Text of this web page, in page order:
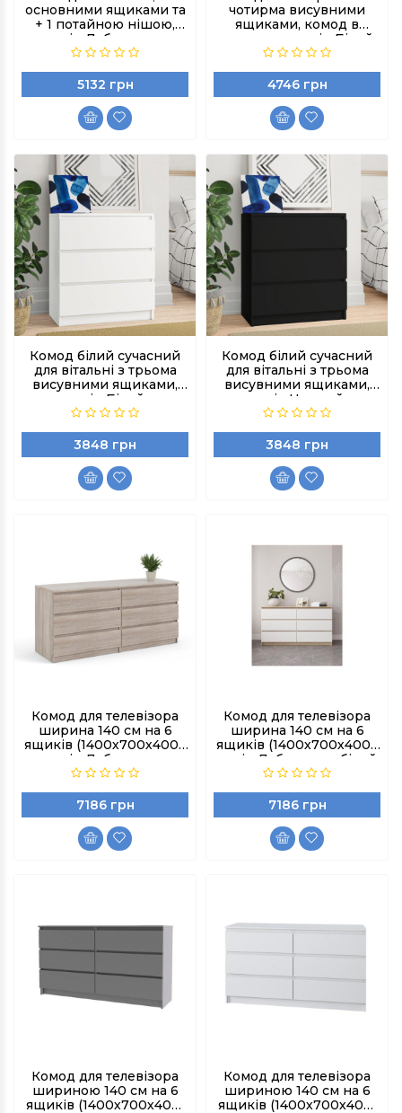
основними ящиками та
+ 1 потайною нішою,
колір Дуб сонома
5132 грн
чотирма висувними
ящиками, комод в
приходжу колір Білий
4746 грн
Комод білий сучасний
для вітальні з трьома
висувними ящиками,
колір Білий
3848 грн
Комод білий сучасний
для вітальні з трьома
висувними ящиками,
колір Чорний
3848 грн
Комод для телевізора
ширина 140 см на 6
ящиків (1400х700х400)/
колір Дуб сонома
7186 грн
Комод для телевізора
ширина 140 см на 6
ящиків (1400х700х400)/
колір Дуб сонома білий
7186 грн
Комод для телевізора
шириною 140 см на 6
ящиків (1400х700х400)
Комод для телевізора
шириною 140 см на 6
ящиків (1400х700х400)